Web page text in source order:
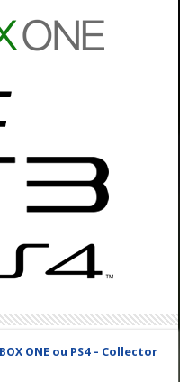
ONE ou PS4 – Collector